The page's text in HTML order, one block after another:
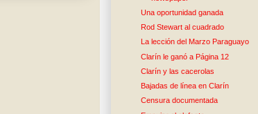
Una oportunidad ganada
Rod Stewart al cuadrado
La lección del Marzo Paraguayo
Clarín le ganó a Página 12
Clarín y las cacerolas
Bajadas de línea en Clarín
Censura documentada